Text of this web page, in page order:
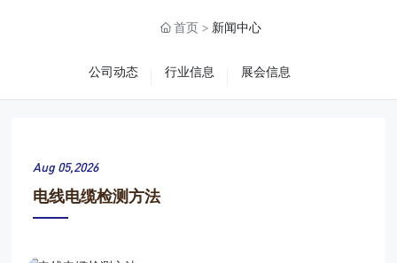
联系和昌
首页 新闻中心
公司动态 行业信息 展会信息
Aug 05,2026
电线电缆检测方法